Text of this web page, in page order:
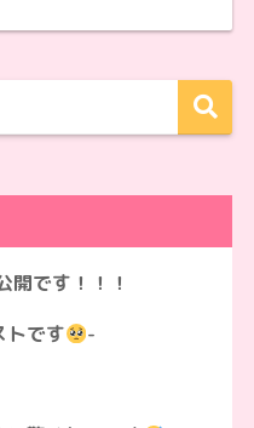
開です！！！
です
-